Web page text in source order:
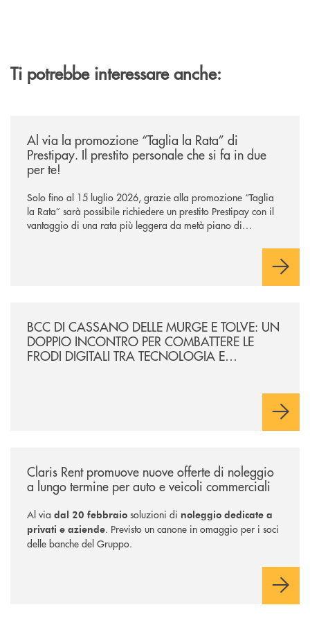
Ti potrebbe interessare anche:
Al via la promozione “Taglia la Rata” di
Prestipay. Il prestito personale che si fa in due
per te!
Solo fino al 15 luglio 2026, grazie alla promozione “Taglia
la Rata” sarà possibile richiedere un prestito Prestipay con il
vantaggio di una rata più leggera da metà piano di
BCC DI CASSANO DELLE MURGE E TOLVE: UN
DOPPIO INCONTRO PER COMBATTERE LE
FRODI DIGITALI TRA TECNOLOGIA E
Claris Rent promuove nuove offerte di noleggio
a lungo termine per auto e veicoli commerciali
Al via dal 20 febbraio soluzioni di noleggio dedicate a
privati e aziende. Previsto un canone in omaggio per i soci
delle banche del Gruppo.